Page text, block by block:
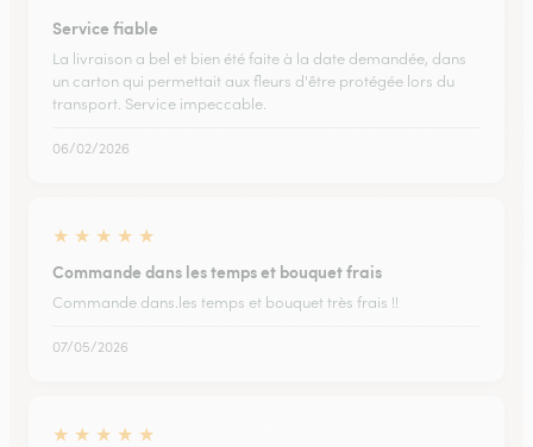
Service fiable
La livraison a bel et bien été faite à la date demandée, dans
un carton qui permettait aux fleurs d'être protégée lors du
transport. Service impeccable.
06/02/2026
★ ★ ★ ★ ★
Commande dans les temps et bouquet frais
Commande dans.les temps et bouquet très frais !!
07/05/2026
★ ★ ★ ★ ★